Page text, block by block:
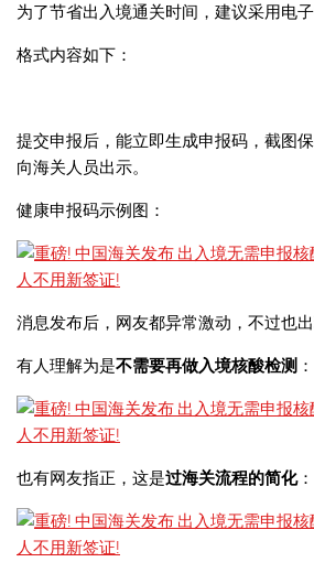
为了节省出入境通关时间，建议采用电子
格式内容如下：
提交申报后，能立即生成申报码，截图
向海关人员出示。
健康申报码示例图：
消息发布后，网友都异常激动，不过也
有人理解为是不需要再做入境核酸检测 ：
也有网友指正，这是过海关流程的简化：